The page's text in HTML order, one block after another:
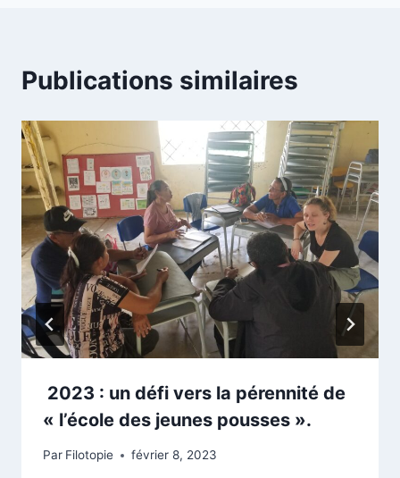
Publications similaires
2023 : un défi vers la pérennité de
« l’école des jeunes pousses ».
Par Filotopie février 8, 2023